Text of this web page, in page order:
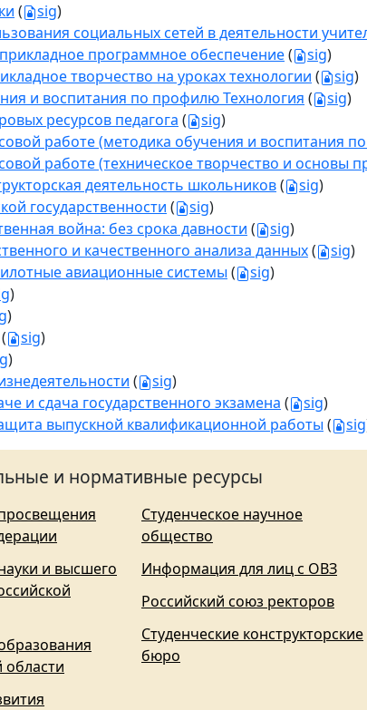
( sig)
социальных сетей в деятельности
программное обеспечение( sig)
творчество на уроках технологии ( sig)
и воспитания по профилю Технология ( sig)
ресурсов педагога ( sig)
работе (методика обучения и воспитания
работе (техническое творчество и основы
деятельность школьников( sig)
государственности ( sig)
война: без срока давности ( sig)
и качественного анализа данных( sig)
авиационные системы ( sig)
)
)
( sig)
)
( sig)
и сдача государственного экзамена ( sig)
выпускной квалификационной работы ( sig
и нормативные ресурсы
и высшего
Студенческое научное
общество
Информация для лиц с ОВЗ
Российский союз ректоров
Студенческие конструкторские
бюро